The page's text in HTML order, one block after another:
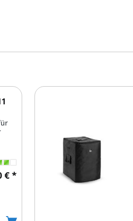
€ *